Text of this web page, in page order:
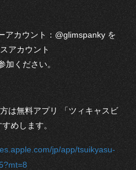
アカウント：@glimspanky を
アカウント
加ください。
は無料アプリ 「ツィキャスビ
めします。
jp/app/tsuikyasu-